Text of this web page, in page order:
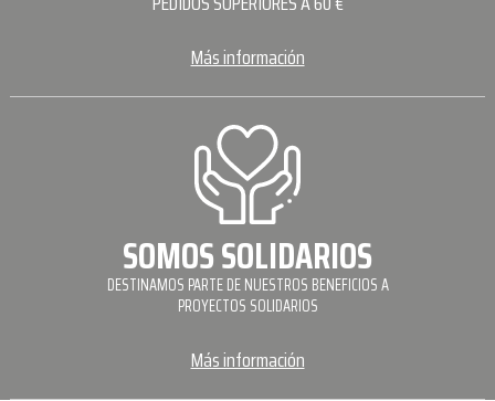
Más información
SOMOS SOLIDARIOS
DESTINAMOS PARTE DE NUESTROS BENEFICIOS A
PROYECTOS SOLIDARIOS
Más información